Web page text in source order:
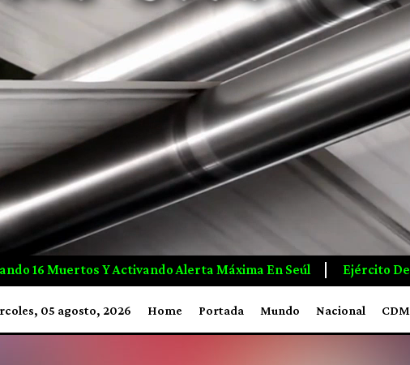
Ejército De EUA Activa Alianza Con 18 Países De América
05 agosto, 2026 Home Portada Mundo Nacional